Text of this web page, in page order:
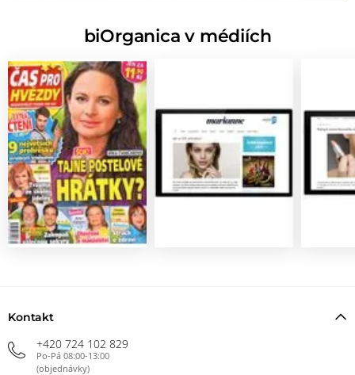
biOrganica v médiích
Kontakt
+420 724 102 829
Po-Pá 08:00-13:00
(objednávky)